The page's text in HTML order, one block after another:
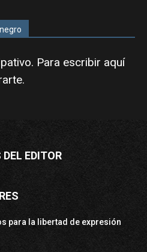
Para escribir aquí
.
EDITOR
para la libertad de expresión